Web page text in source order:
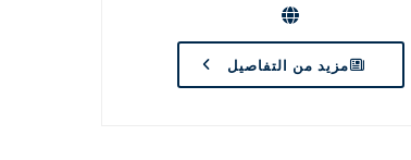
مزيد من التفاصيل